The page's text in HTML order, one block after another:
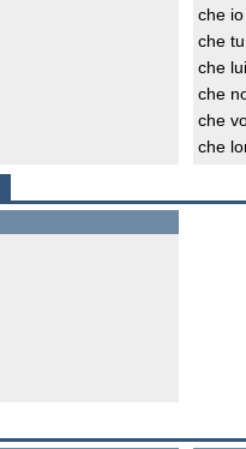
che
che
che
che
che
che